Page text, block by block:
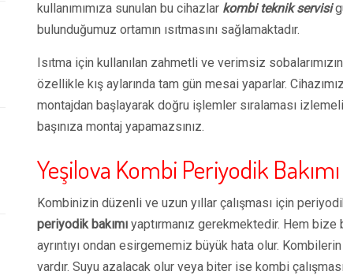
kullanımımıza sunulan bu cihazlar kombi teknik servisi
bulunduğumuz ortamın ısıtmasını sağlamaktadır.
Isıtma için kullanılan zahmetli ve verimsiz
özellikle kış aylarında tam gün mesai yaparlar.
montajdan başlayarak doğru işlemler sıralaması
başınıza montaj yapamazsınız.
Yeşilova Kombi Periyodik Bakımı
Kombinizin düzenli ve uzun yıllar çalışması için
periyodik bakımı yaptırmanız gerekmektedir. Hem bize
ayrıntıyı ondan esirgememiz büyük hata olur.
vardır. Suyu azalacak olur veya biter ise kombi